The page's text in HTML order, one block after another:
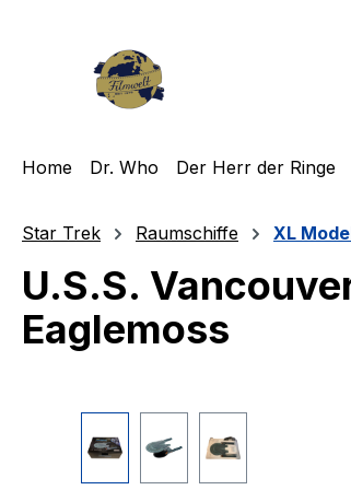
Home Dr. Who Der Herr der Ringe
Star Trek Raumschiffe XL
U.S.S.
Eaglemoss